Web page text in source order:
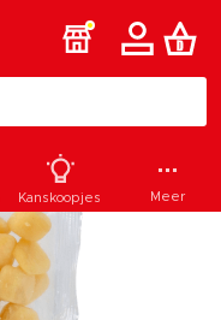
Kanskoopjes Meer